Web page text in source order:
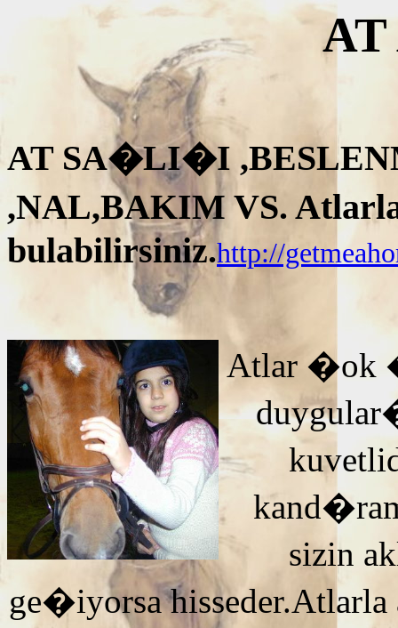
AT SA�LI�I
,NAL,BAKIM VS.
bulabilirsiniz.http://
Atlar �ok
sizin
ge�iyorsa